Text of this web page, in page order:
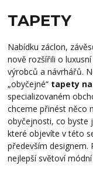
TAPETY
Nabídku záclon,
nově rozšířili o luxusní
výrobců a návrhářů.
„obyčejné“ tapety
specializovaném
chceme přinést něco
obyčejnosti, co byste
které objevíte v této
především designem.
nejlepší světoví